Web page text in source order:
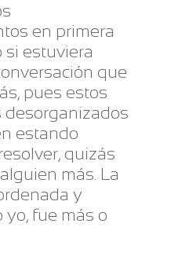
en primera
si estuviera
que
pues estos
estando
quizás
más. La
y
yo, fue más o